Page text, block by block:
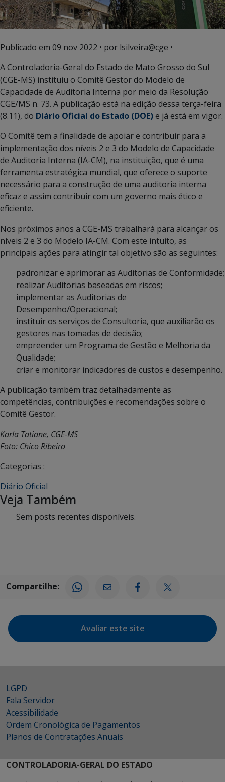
Publicado em 09 nov 2022 • por lsilveira@cge •
A Controladoria-Geral do Estado de Mato Grosso do Sul
(CGE-MS) instituiu o Comitê Gestor do Modelo de
Capacidade de Auditoria Interna por meio da Resolução
CGE/MS n. 73. A publicação está na edição dessa terça-feira
(8.11), do Diário Oficial do Estado (DOE)e já está em vigor.
O Comitê tem a finalidade de apoiar e contribuir para a
implementação dos níveis 2 e 3 do Modelo de Capacidade
de Auditoria Interna (IA-CM), na instituição, que é uma
ferramenta estratégica mundial, que oferece o suporte
necessário para a construção de uma auditoria interna
eficaz e assim contribuir com um governo mais ético e
eficiente.
Nos próximos anos a CGE-MS trabalhará para alcançar os
níveis 2 e 3 do Modelo IA-CM. Com este intuito, as
principais ações para atingir tal objetivo são as seguintes:
padronizar e aprimorar as Auditorias de Conformidade;
realizar Auditorias baseadas em riscos;
implementar as Auditorias de
Desempenho/Operacional;
instituir os serviços de Consultoria, que auxiliarão os
gestores nas tomadas de decisão;
empreender um Programa de Gestão e Melhoria da
Qualidade;
criar e monitorar indicadores de custos e desempenho.
A publicação também traz detalhadamente as
competências, contribuições e recomendações sobre o
Comitê Gestor.
Karla Tatiane, CGE-MS
Foto: Chico Ribeiro
Categorias :
Diário Oficial
Veja Também
Sem posts recentes disponíveis.
Compartilhe:
Avaliar este site
LGPD
Fala Servidor
Acessibilidade
Ordem Cronológica de Pagamentos
Planos de Contratações Anuais
CONTROLADORIA-GERAL DO ESTADO